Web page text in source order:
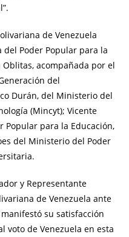
de Venezuela
Poder Popular para la
acompañada por el
del
Durán, del Ministerio del
(Mincyt); Vicente
Popular para la Educación,
del Ministerio del Poder
y Representante
de Venezuela ante
su satisfacción
voto de Venezuela en esta